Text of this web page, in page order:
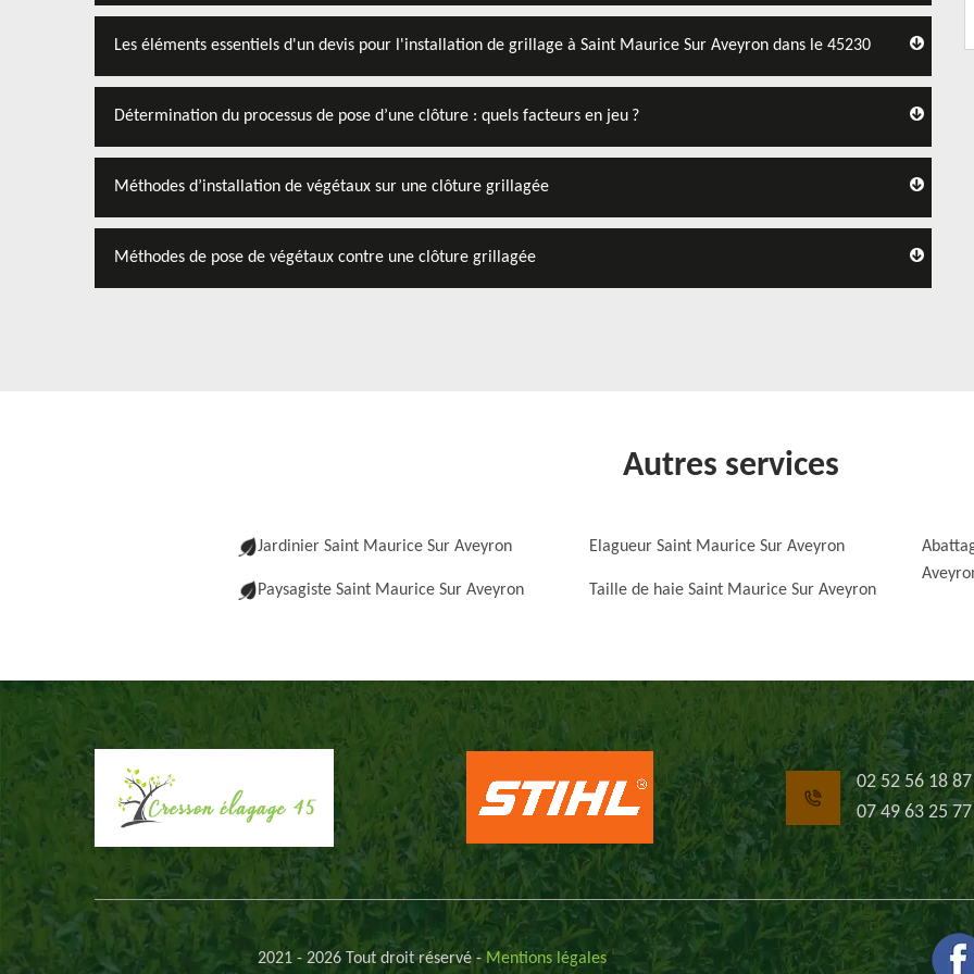
Les éléments essentiels d'un devis pour l'installation de grillage à Saint Maurice Sur Aveyron dans le 45230
Détermination du processus de pose d’une clôture : quels facteurs en jeu ?
Méthodes d’installation de végétaux sur une clôture grillagée
Méthodes de pose de végétaux contre une clôture grillagée
Autres services
Jardinier Saint Maurice Sur Aveyron
Paysagiste Saint Maurice Sur Aveyron
Elagueur Saint Maurice Sur Aveyron
Taille de haie Saint Maurice Sur Aveyron
02 52 56 18 87
07 49 63 25 77
2021 - 2026 Tout droit réservé - Mentions légales